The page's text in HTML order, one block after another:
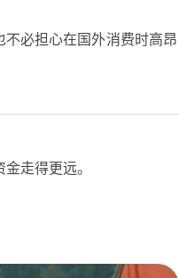
必担心在国外消费时高昂
走得更远。